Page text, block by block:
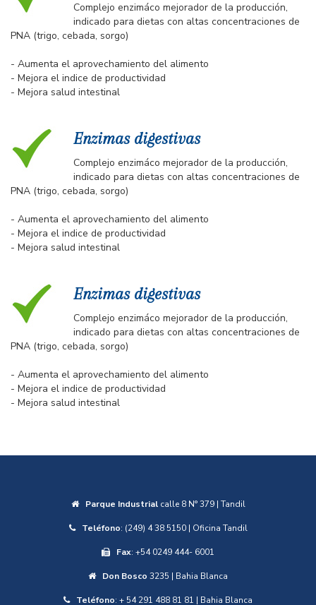
Complejo enzimáco mejorador de la producción,
indicado para dietas con altas concentraciones de
PNA (trigo, cebada, sorgo)
- Aumenta el aprovechamiento del alimento
- Mejora el indice de productividad
- Mejora salud intestinal
Enzimas digestivas
Complejo enzimáco mejorador de la producción,
indicado para dietas con altas concentraciones de
PNA (trigo, cebada, sorgo)
- Aumenta el aprovechamiento del alimento
- Mejora el indice de productividad
- Mejora salud intestinal
Enzimas digestivas
Complejo enzimáco mejorador de la producción,
indicado para dietas con altas concentraciones de
PNA (trigo, cebada, sorgo)
- Aumenta el aprovechamiento del alimento
- Mejora el indice de productividad
- Mejora salud intestinal
Parque Industrialcalle 8 N° 379 | Tandil
Teléfono: (249) 4 38 5150 | Oficina Tandil
Fax: +54 0249 444- 6001
Don Bosco 3235 | Bahia Blanca
Teléfono: + 54 291 488 81 81 | Bahia Blanca